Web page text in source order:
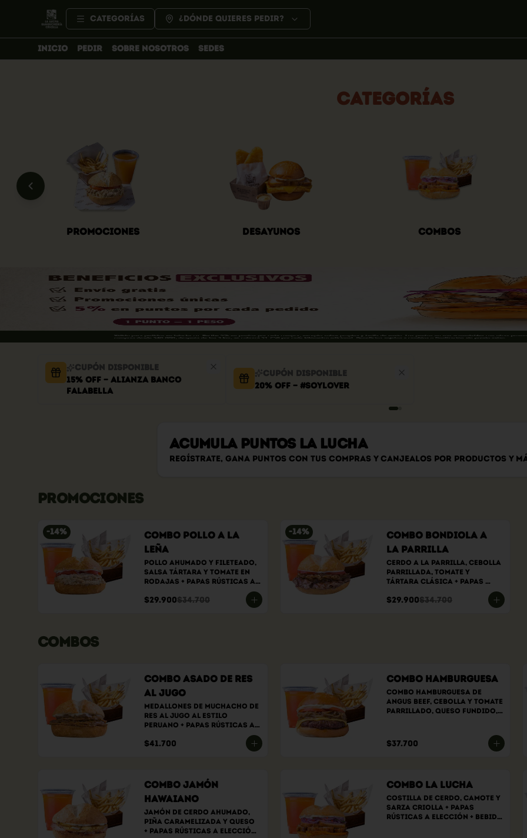
Categorías ¿Dónde quieres pedir?
INICIO PEDIR SOBRE NOSOTROS SEDES
Categorías
Promociones Desayunos Combos
Cupón disponible
15% OFF — Alianza Banco
Falabella
Cupón disponible
20% OFF — #soylover
Acumula PUNTOS LA LUCHA
Regístrate, gana puntos con tus compras y canjealos por productos y
PROMOCIONES
-14%
Combo Pollo a la
Leña
Pollo ahumado y fileteado,
Salsa tártara y tomate en
rodajas + papas rústicas a
elección + bebida a elección
$29.900$34.700
-14%
Combo bondiola a
la parrilla
Cerdo a la parrilla, cebolla
parrillada, tomate y
tártara clásica + papas
rústicas a elección + bebida
a elección
$29.900$34.700
COMBOS
Combo Asado de Res
al Jugo
Medallones de muchacho de
res al jugo al estilo
peruano + papas rústicas a
elección + bebida a elección
$41.700
Combo Hamburguesa
Combo hamburguesa de
angus beef, cebolla y tomate
parrillado, queso fundido,
bebida a elección.
$37.700
Combo Jamón
Hawaiano
Jamón de cerdo ahumado,
piña caramelizada y queso
+ papas rústicas a elección
Combo La Lucha
Costilla de cerdo, camote y
sarza criolla + papas
rústicas a elección + bebida